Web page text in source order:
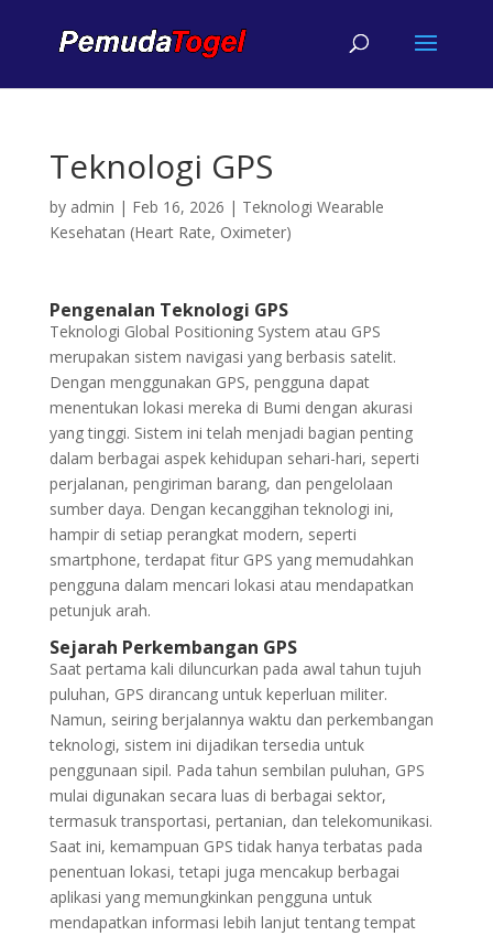
Teknologi GPS
by admin | Feb 16, 2026 | Teknologi Wearable
Kesehatan (Heart Rate, Oximeter)
Pengenalan Teknologi GPS
Teknologi Global Positioning System atau GPS
merupakan sistem navigasi yang berbasis satelit.
Dengan menggunakan GPS, pengguna dapat
menentukan lokasi mereka di Bumi dengan akurasi
yang tinggi. Sistem ini telah menjadi bagian penting
dalam berbagai aspek kehidupan sehari-hari, seperti
perjalanan, pengiriman barang, dan pengelolaan
sumber daya. Dengan kecanggihan teknologi ini,
hampir di setiap perangkat modern, seperti
smartphone, terdapat fitur GPS yang memudahkan
pengguna dalam mencari lokasi atau mendapatkan
petunjuk arah.
Sejarah Perkembangan GPS
Saat pertama kali diluncurkan pada awal tahun tujuh
puluhan, GPS dirancang untuk keperluan militer.
Namun, seiring berjalannya waktu dan perkembangan
teknologi, sistem ini dijadikan tersedia untuk
penggunaan sipil. Pada tahun sembilan puluhan, GPS
mulai digunakan secara luas di berbagai sektor,
termasuk transportasi, pertanian, dan telekomunikasi.
Saat ini, kemampuan GPS tidak hanya terbatas pada
penentuan lokasi, tetapi juga mencakup berbagai
aplikasi yang memungkinkan pengguna untuk
mendapatkan informasi lebih lanjut tentang tempat